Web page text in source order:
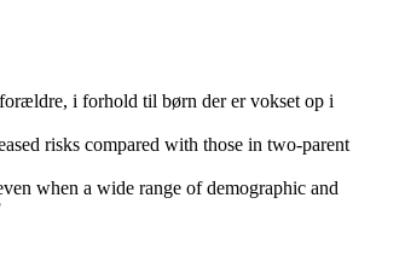
i forhold til børn der er vokset op i
risks compared with those in two-parent
when a wide range of demographic and